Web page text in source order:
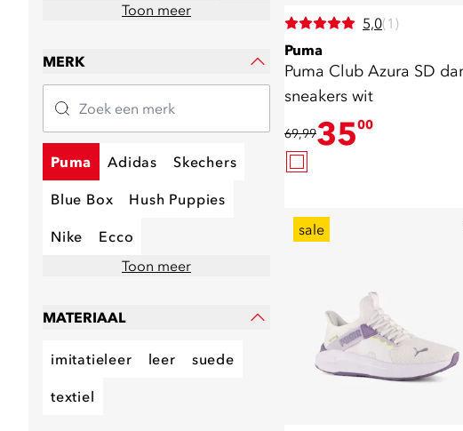
Toon meer
MERK
Puma Adidas Skechers
Blue Box Hush Puppies
Nike
Ecco
Toon meer
MATERIAAL
imitatieleer leer suede
textiel
5,0(1)
Puma
Puma Club Azura SD
sneakers wit
69,993500
sale